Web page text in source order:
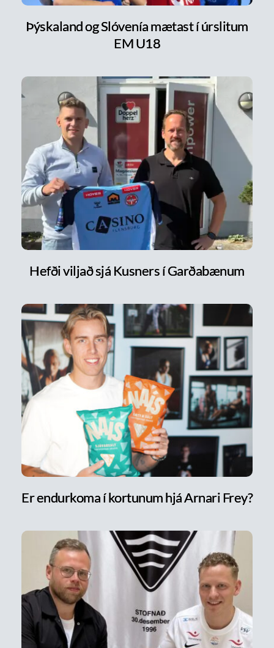
Þýskaland og Slóvenía mætast í úrslitum
EM U18
Hefði viljað sjá Kusners í Garðabænum
Er endurkoma í kortunum hjá Arnari Frey?